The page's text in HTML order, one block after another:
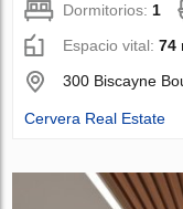
Dormitorios: 1
Espacio vital:74
300 Biscayne
Cervera Real Estate